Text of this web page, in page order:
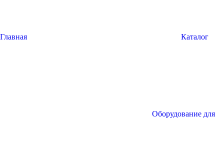
Главная Каталог
Оборудование для